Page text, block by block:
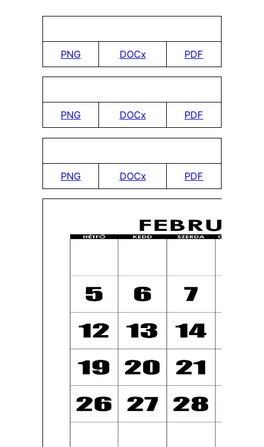
PNG DOCx PDF
PNG DOCx PDF
PNG DOCx PDF